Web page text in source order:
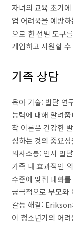
자녀의 교육 초기
업 어려움을 예방
으로 한 선별 도구
개입하고 지원할
가족 상담
육아 기술: 발달 연
능력에 대해 알려
착 이론은 건강한
성하는 것의 중요
의사소통: 인지 발
가족 내 효과적인
수준에 맞춰 대화
궁극적으로 부모와
갈등 해결: Erikson
이 청소년기의 어